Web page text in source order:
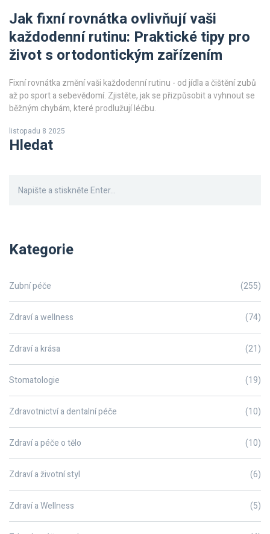
Jak fixní rovnátka ovlivňují vaši
každodenní rutinu: Praktické tipy pro
život s ortodontickým zařízením
Fixní rovnátka změní vaši každodenní rutinu - od jídla a čištění zubů
až po sport a sebevědomí. Zjistěte, jak se přizpůsobit a vyhnout se
běžným chybám, které prodlužují léčbu.
listopadu 8 2025
Hledat
Kategorie
Zubní péče (255)
Zdraví a wellness (74)
Zdraví a krása (21)
Stomatologie (19)
Zdravotnictví a dentalní péče (10)
Zdraví a péče o tělo (10)
Zdraví a životní styl (6)
Zdraví a Wellness (5)